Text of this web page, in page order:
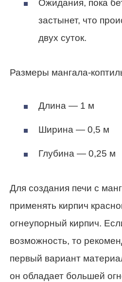
Ожидания, пока
застынет, что
двух суток.
Размеры мангала-
Длина — 1 м
Ширина — 0,5 м
Глубина — 0,25 м
Для создания печи с
применять кирпич
огнеупорный кирпич.
возможность, то
первый вариант
он обладает большей